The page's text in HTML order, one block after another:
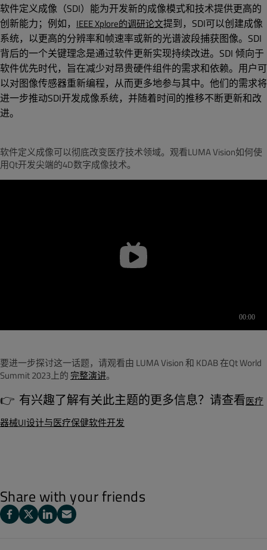
软件定义成像（SDI）能为开发新的成像模式和技术提供更高的
创新能力；例如， IEEE Xplore的调研论文提到，SDI可以创建成像
系统，以更高的分辨率和帧速率或新的光谱波段捕获图像。SDI
背后的一个关键理念是通过软件更新实现持续改进。SDI 倾向于
软件优先时代，旨在减少对昂贵硬件组件的需求和依赖。用户可
以对图像传感器重新编程，从而更多地参与其中。他们的需求将
进一步推动SDI开发成像系统，并随着时间的推移不断更新和改
进。
软件定义成像可以彻底改变医疗技术领域。观看LUMA Vision如何使
用Qt开发尖端的4D数字成像技术。
要进一步探讨这一话题，请观看由 LUMA Vision 和 KDAB 在Qt World
Summit 2023上的 完整演讲。
👉 有兴趣了解有关此主题的更多信息？请查看医疗
器械UI设计与医疗保健软件开发
Share with your friends